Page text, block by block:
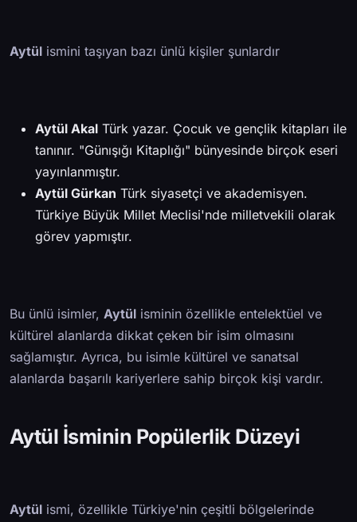
Aytül ismini taşıyan bazı ünlü kişiler şunlardır
Aytül Akal Türk yazar. Çocuk ve gençlik kitapları ile
tanınır. "Günışığı Kitaplığı" bünyesinde birçok eseri
yayınlanmıştır.
Aytül Gürkan Türk siyasetçi ve akademisyen.
Türkiye Büyük Millet Meclisi'nde milletvekili olarak
görev yapmıştır.
Bu ünlü isimler, Aytül isminin özellikle entelektüel ve
kültürel alanlarda dikkat çeken bir isim olmasını
sağlamıştır. Ayrıca, bu isimle kültürel ve sanatsal
alanlarda başarılı kariyerlere sahip birçok kişi vardır.
Aytül İsminin Popülerlik Düzeyi
Aytül ismi, özellikle Türkiye'nin çeşitli bölgelerinde